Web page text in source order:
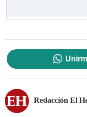
Redacción El